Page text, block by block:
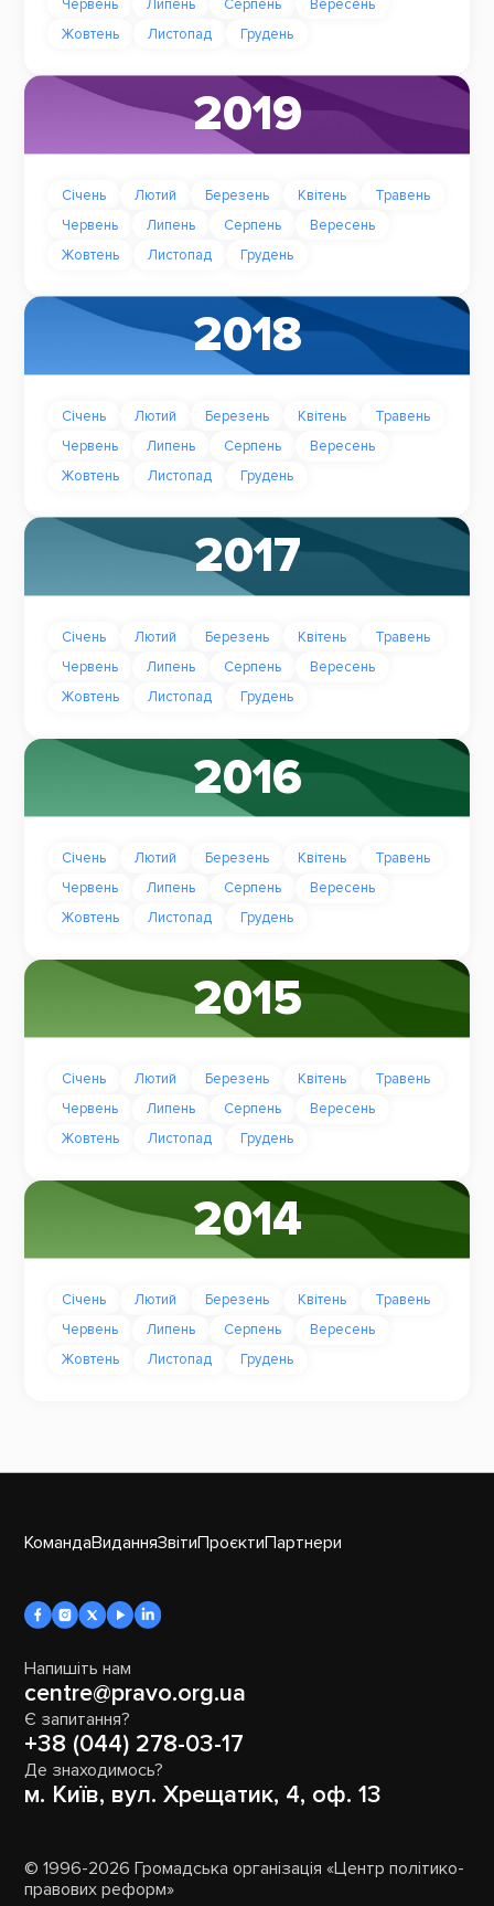
Червень
Липень Серпень
Вересень
Жовтень
Листопад Грудень
2019
Січень Лютий Березень Квітень
Травень
Червень
Липень Серпень
Вересень
Жовтень
Листопад Грудень
2018
Січень Лютий Березень Квітень
Травень
Червень
Липень Серпень
Вересень
Жовтень
Листопад Грудень
2017
Січень Лютий Березень Квітень
Травень
Червень
Липень Серпень
Вересень
Жовтень
Листопад Грудень
2016
Січень Лютий Березень Квітень
Травень
Червень
Липень Серпень
Вересень
Жовтень
Листопад Грудень
2015
Січень Лютий Березень Квітень
Травень
Червень
Липень Серпень
Вересень
Жовтень
Листопад Грудень
2014
Січень Лютий Березень Квітень
Травень
Червень
Липень Серпень
Вересень
Жовтень
Листопад Грудень
КомандаВиданняЗвітиПроєктиПартнери
Напишіть нам
centre@pravo.org.ua
Є запитання?
+38 (044) 278-03-17
Де знаходимось?
м. Київ, вул. Хрещатик, 4, оф. 13
© 1996-2026 Громадська організація «Центр політико-
правових реформ»